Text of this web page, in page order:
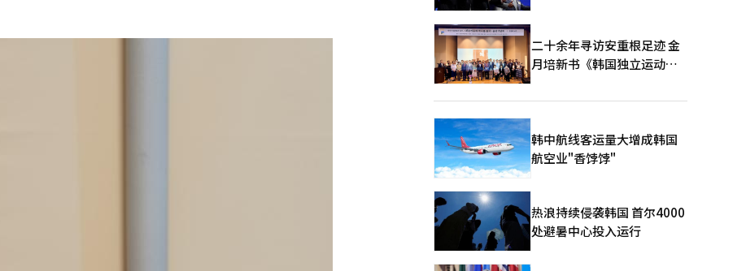
二十余年寻访安重根足迹 金
月培新书《韩国独立运动圣
版
韩中航线客运量大增成韩国
航空业"香饽饽"
热浪持续侵袭韩国 首尔4000
处避暑中心投入运行